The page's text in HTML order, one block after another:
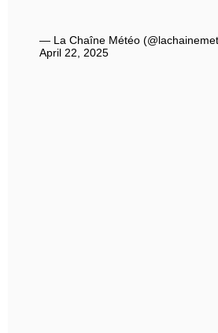
— La Chaîne Météo
April 22, 2025